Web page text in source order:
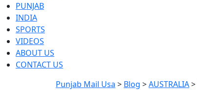
PUNJAB
INDIA
SPORTS
VIDEOS
ABOUT US
CONTACT US
Punjab Mail Usa > Blog >AUSTRALIA>